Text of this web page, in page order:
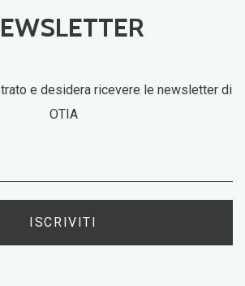
e desidera ricevere le newsletter di
OTIA
ISCRIVITI